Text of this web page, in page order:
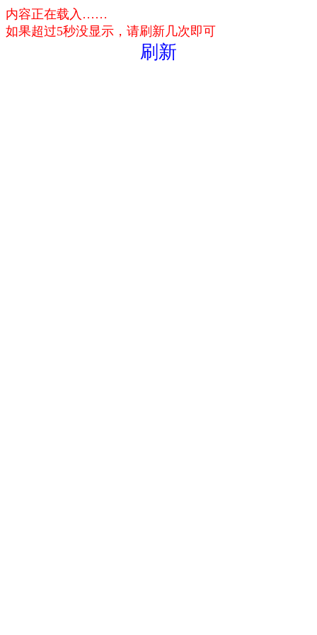
内容正在载入……
如果超过5秒没显示，请刷新几次即可
刷新